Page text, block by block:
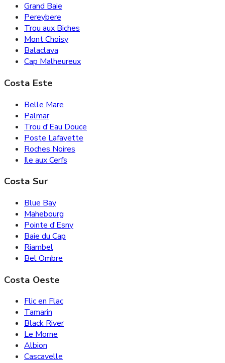
Grand Baie
Pereybere
Trou aux Biches
Mont Choisy
Balaclava
Cap Malheureux
Costa Este
Belle Mare
Palmar
Trou d'Eau Douce
Poste Lafayette
Roches Noires
Ile aux Cerfs
Costa Sur
Blue Bay
Mahebourg
Pointe d'Esny
Baie du Cap
Riambel
Bel Ombre
Costa Oeste
Flic en Flac
Tamarin
Black River
Le Morne
Albion
Cascavelle